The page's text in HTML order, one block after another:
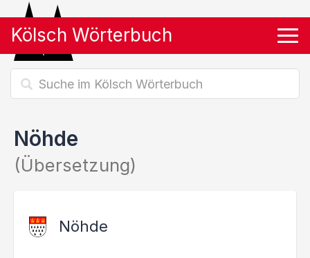
Kölsch Wörterbuch
Nöhde
(Übersetzung)
Nöhde